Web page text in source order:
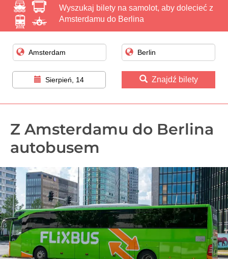
Wyszukaj bilety na samolot, aby dolecieć z
Amsterdamu do Berlina
Sierpień, 14 Znajdź bilety
Z Amsterdamu do Berlina
autobusem